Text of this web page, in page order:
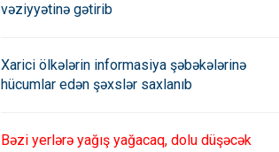
vəziyyətinə gətirib
Xarici ölkələrin informasiya şəbəkələrinə
hücumlar edən şəxslər saxlanıb
Bəzi yerlərə yağış yağacaq, dolu düşəcək